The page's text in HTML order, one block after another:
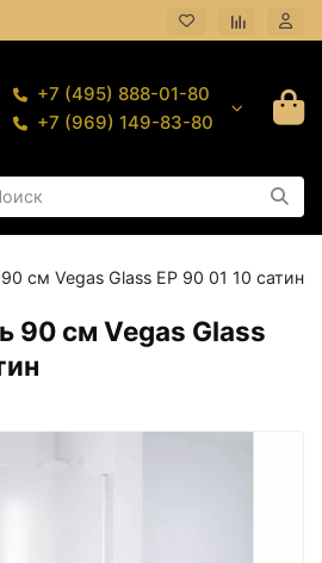
+7 (495) 888-01-80
+7 (969) 149-83-80
см Vegas Glass ЕР 90 01 10 сатин
90 см Vegas Glass